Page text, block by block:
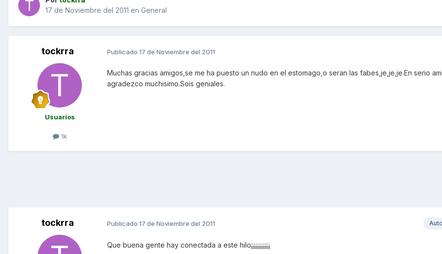
17 de Noviembre del 2011 en General
tockrra
Usuarios
1k
Publicado 17 de Noviembre del 2011
Muchas gracias amigos,se me ha puesto un nudo en el estomago,o seran las fabes,je,je,je.En serio
agradezco muchisimo.Sois geniales.
tockrra Publicado 17 de Noviembre del 2011
Que buena gente hay conectada a este hilo¡¡¡¡¡¡¡¡¡¡¡¡¡